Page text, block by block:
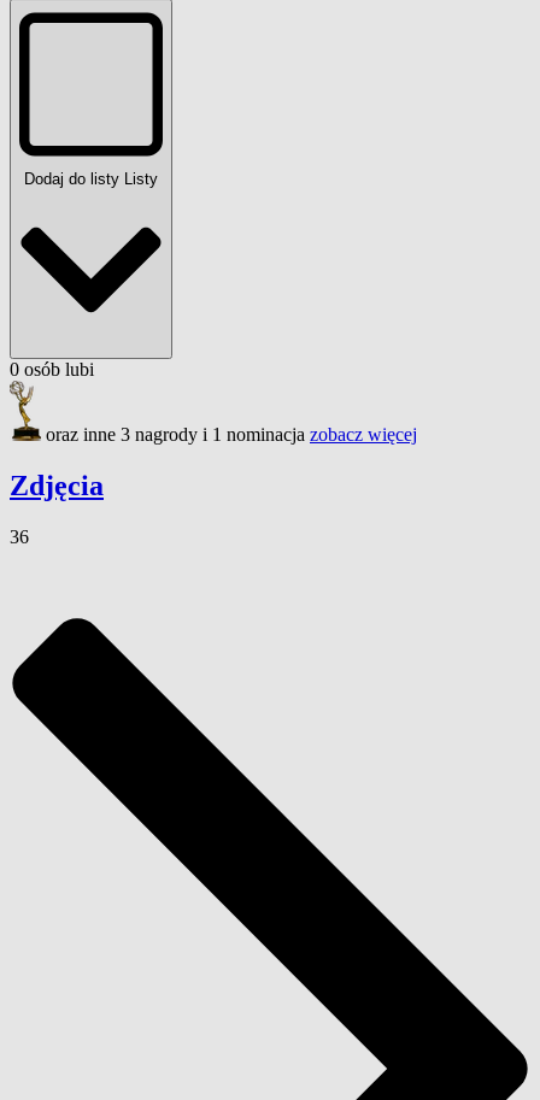
Dodaj do listy Listy
0 osób lubi
oraz inne 3 nagrody i 1 nominacja zobacz więcej
Zdjęcia
36